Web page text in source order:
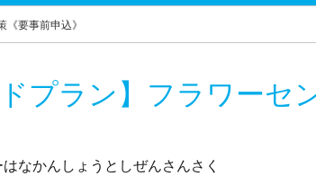
要事前申込》
プラン】フラワーセ
なかんしょうとしぜんさんさく